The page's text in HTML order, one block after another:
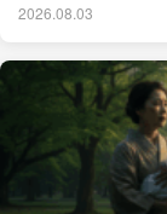
2026.08.03